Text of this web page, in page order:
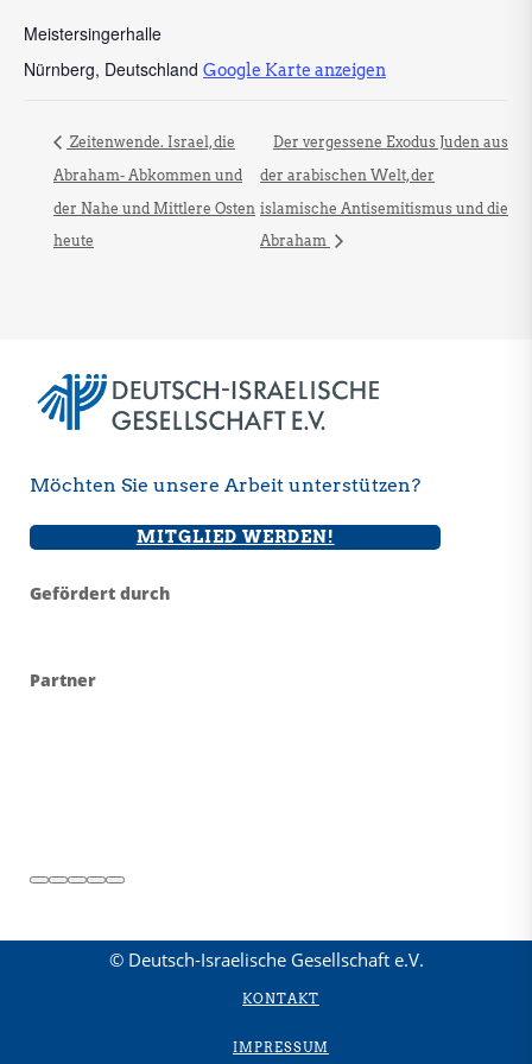
Meistersingerhalle
Nürnberg, Deutschland Google Karte anzeigen
Zeitenwende. Israel, die
Abraham- Abkommen und
der Nahe und Mittlere Osten
heute
Der vergessene Exodus Juden aus
der arabischen Welt, der
islamische Antisemitismus und die
Abraham
Möchten Sie unsere Arbeit unterstützen?
MITGLIED WERDEN!
Gefördert durch
Partner
© Deutsch-Israelische Gesellschaft e.V.
KONTAKT
IMPRESSUM